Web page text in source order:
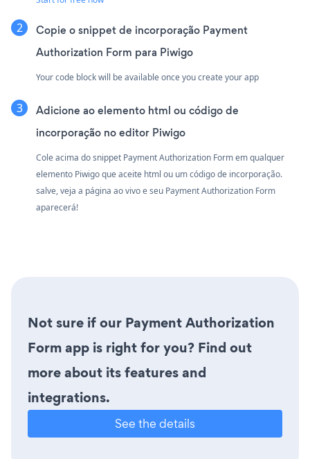
Copie o snippet de incorporação Payment
Authorization Form para Piwigo
Your code block will be available once you create your app
Adicione ao elemento html ou código de
incorporação no editor Piwigo
Cole acima do snippet Payment Authorization Form em qualquer
elemento Piwigo que aceite html ou um código de incorporação.
salve, veja a página ao vivo e seu Payment Authorization Form
aparecerá!
Not sure if our Payment Authorization
Form app is right for you? Find out
more about its features and
integrations.
See the details